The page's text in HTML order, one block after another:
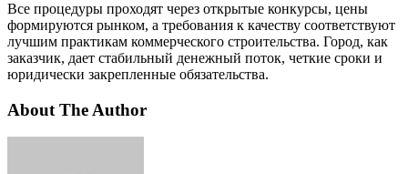
Все процедуры проходят через открытые конкурсы, цены
формируются рынком, а требования к качеству соответствуют
лучшим практикам коммерческого строительства. Город, как
заказчик, дает стабильный денежный поток, четкие сроки и
юридически закрепленные обязательства.
About The Author